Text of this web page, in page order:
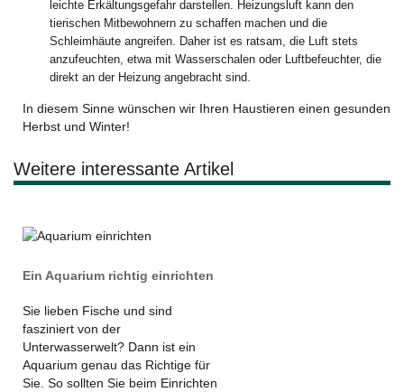
leichte Erkältungsgefahr darstellen. Heizungsluft kann den
tierischen Mitbewohnern zu schaffen machen und die
Schleimhäute angreifen. Daher ist es ratsam, die Luft stets
anzufeuchten, etwa mit Wasserschalen oder Luftbefeuchter, die
direkt an der Heizung angebracht sind.
In diesem Sinne wünschen wir Ihren Haustieren einen gesunden
Herbst und Winter!
Weitere interessante Artikel
Ein Aquarium richtig einrichten
Sie lieben Fische und sind
fasziniert von der
Unterwasserwelt? Dann ist ein
Aquarium genau das Richtige für
Sie. So sollten Sie beim Einrichten